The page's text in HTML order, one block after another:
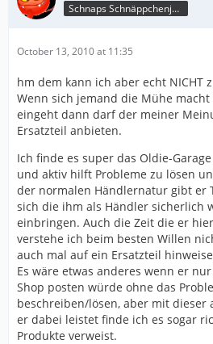
Schnaps Schnäppchenjäger
October 13, 2010 at 11:35
hm dem kann ich aber echt NICHT
Wenn sich jemand die Mühe
eingeht dann darf der meiner
Ersatzteil anbieten.
Ich finde es super das Oldie-
und aktiv hilft Probleme zu lösen
der normalen Händlernatur gibt er
sich die ihm als Händler sicherlich
einbringen. Auch die Zeit die er
verstehe ich beim besten Willen
auch mal auf ein Ersatzteil
Es wäre etwas anderes wenn er
Shop posten würde ohne das
beschreiben/lösen, aber mit dieser
er dabei leistet finde ich es sogar
Produkte verweist.